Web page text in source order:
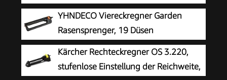
Nutzflächen von 9-216 m², Reichweite 3-18 m,
Sprengweite 3-12 m, integrierter Innenfilter
(18708-20)
YHNDECO Viereckregner Garden
Rasensprenger, 19 Düsen
Rasensprenger Garden zur
Bewässerung von Flächen von 110-250 m²,
Comfort Rasensprinkler Metall Rasen Sprenger
Kärcher Rechteckregner OS 3.220,
stufenlose Einstellung der Reichweite,